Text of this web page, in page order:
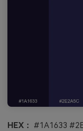
HEX： #1A1633